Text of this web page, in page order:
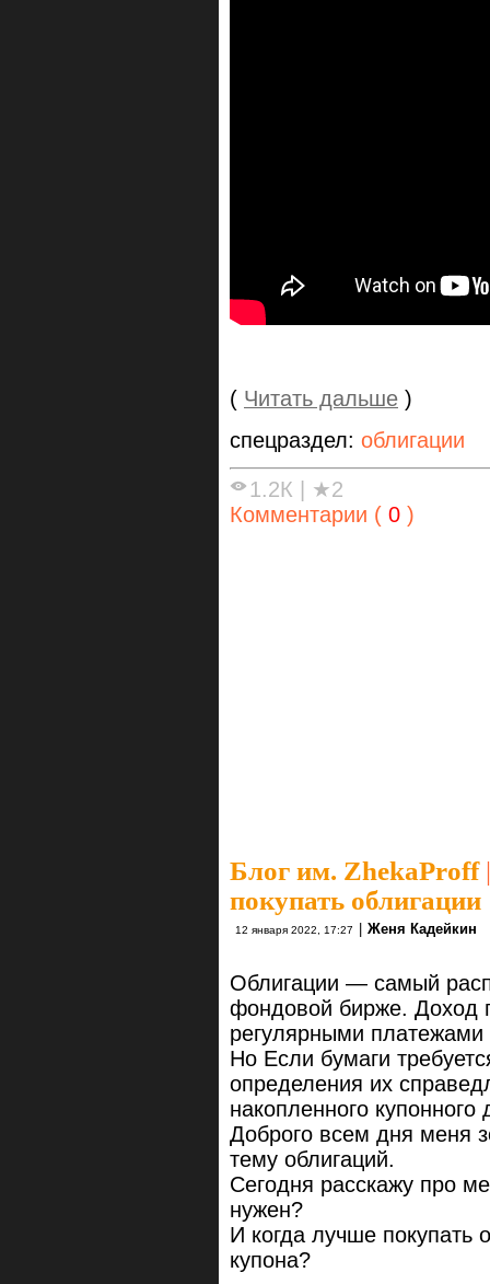
( Читать дальше )
спецраздел: облигации
1.2К
★2
Комментарии ( 0 )
Блог им. ZhekaProff|
покупать облигации
12 января 2022, 17:27 Женя Кадейкин
Облигации — самый
фондовой бирже. Доход
регулярными
Но Если бумаги
определения их
накопленного
Доброго всем дня меня
тему облигаций.
Сегодня расскажу про
нужен?
И когда лучше покупать
купона?